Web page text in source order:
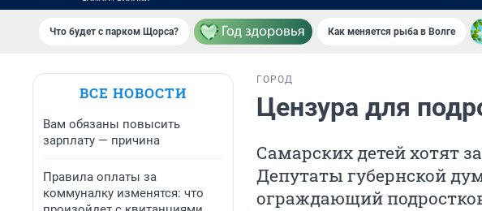
Что будет с парком Щорса? Как меняется рыба в Волге
ВСЕ НОВОСТИ
Вам обязаны повысить
зарплату — причина
Правила оплаты за
коммуналку изменятся: что
ГОРОД
Цензура для
Самарских детей хотят
Депутаты губернской
ограждающий